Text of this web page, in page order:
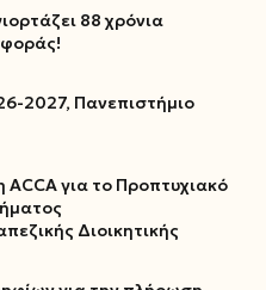
88 χρόνια
2027, Πανεπιστήμιο
για το Προπτυχιακό
Διοικητικής